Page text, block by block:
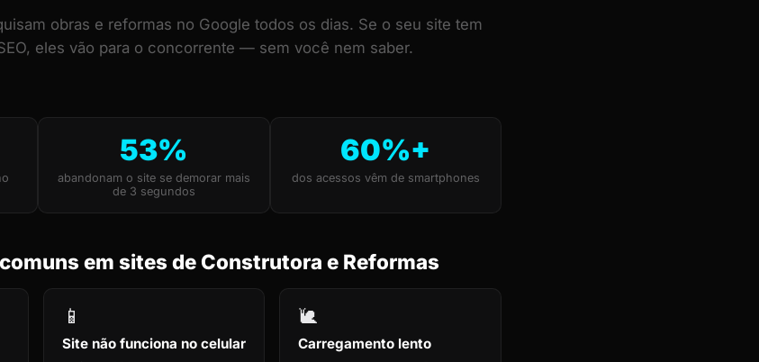
obras e reformas no Google todos os dias. Se o seu site tem
eles vão para o concorrente — sem você nem saber.
53%
abandonam o site se demorar mais
de 3 segundos
60%+
dos acessos vêm de smartphones
em sites de Construtora e Reformas
📱
Site não funciona no celular
🐌
Carregamento lento